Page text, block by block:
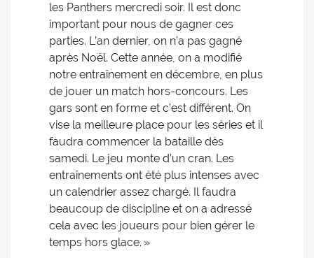
les Panthers mercredi soir. Il est donc
important pour nous de gagner ces
parties. L’an dernier, on n’a pas gagné
après Noël. Cette année, on a modifié
notre entraînement en décembre, en plus
de jouer un match hors-concours. Les
gars sont en forme et c’est différent. On
vise la meilleure place pour les séries et il
faudra commencer la bataille dès
samedi. Le jeu monte d’un cran. Les
entraînements ont été plus intenses avec
un calendrier assez chargé. Il faudra
beaucoup de discipline et on a adressé
cela avec les joueurs pour bien gérer le
temps hors glace. »